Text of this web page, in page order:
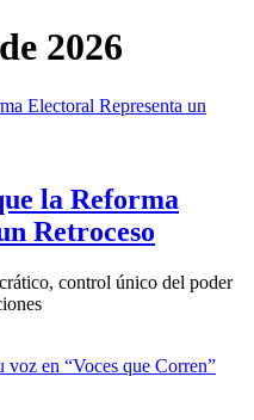
2026
la Reforma
Retroceso
control único del poder